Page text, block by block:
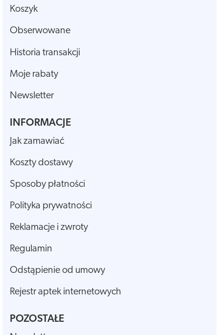
Koszyk
Obserwowane
Historia transakcji
Moje rabaty
Newsletter
INFORMACJE
Jak zamawiać
Koszty dostawy
Sposoby płatności
Polityka prywatności
Reklamacje i zwroty
Regulamin
Odstąpienie od umowy
Rejestr aptek internetowych
POZOSTAŁE